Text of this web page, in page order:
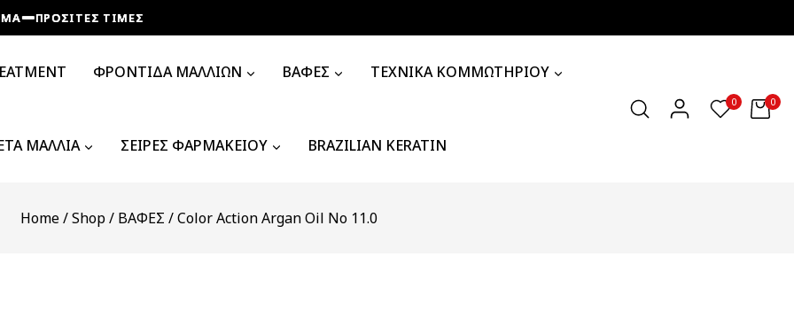
ΤΙΜΕΣ
ΤΙΜΕΣ
ΤΙΜΕΣ
ΤΙΜΕΣ
ΦΡΟΝΤΙΔΑ ΜΑΛΛΙΩΝ ΒΑΦΕΣ ΤΕΧΝΙΚΑ ΚΟΜΜΩΤΗΡΙΟΥ
ΜΑΛΛΙΑ ΣΕΙΡΕΣ ΦΑΡΜΑΚΕΙΟΥ BRAZILIAN KERATIN
0 0
Home / Shop / ΒΑΦΕΣ / Color Action Argan Oil Νο 11.0